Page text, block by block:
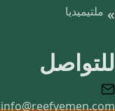
ملتيميديا
للتواصل
info@reefyemen.com